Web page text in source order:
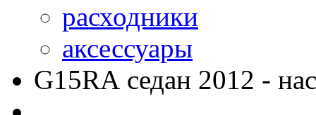
расходники
аксессуары
G15RA седан 2012 -